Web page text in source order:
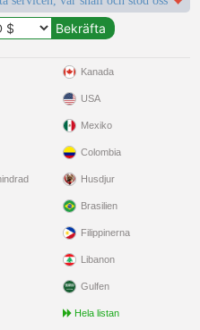
Kanada
USA
Mexiko
Colombia
Husdjur
Brasilien
Filippinerna
Libanon
Gulfen
Hela listan